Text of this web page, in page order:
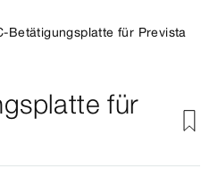
Betätigungsplatte für Prevista
für